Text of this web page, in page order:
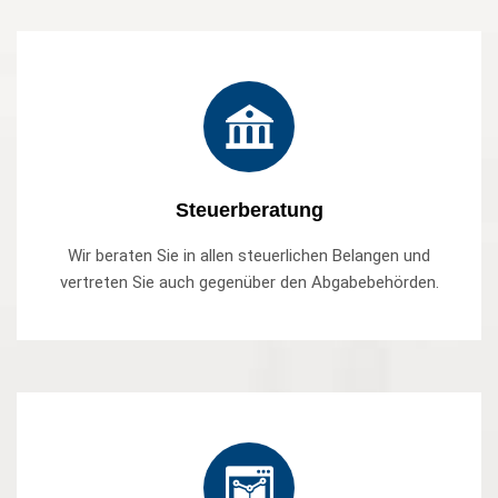
Steuerberatung
Wir beraten Sie in allen steuerlichen Belangen und
vertreten Sie auch gegenüber den Abgabebehörden.